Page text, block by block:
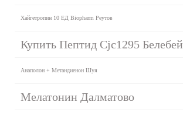
Хайгетропин 10 ЕД Biopharm Реутов
Купить Пептид Cjc1295 Белебей
Анаполон + Метандиенон Шуя
Мелатонин Далматово